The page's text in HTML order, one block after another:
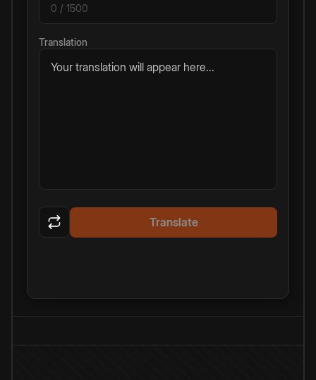
0 / 1500
Translation
Your translation will appear here...
Translate